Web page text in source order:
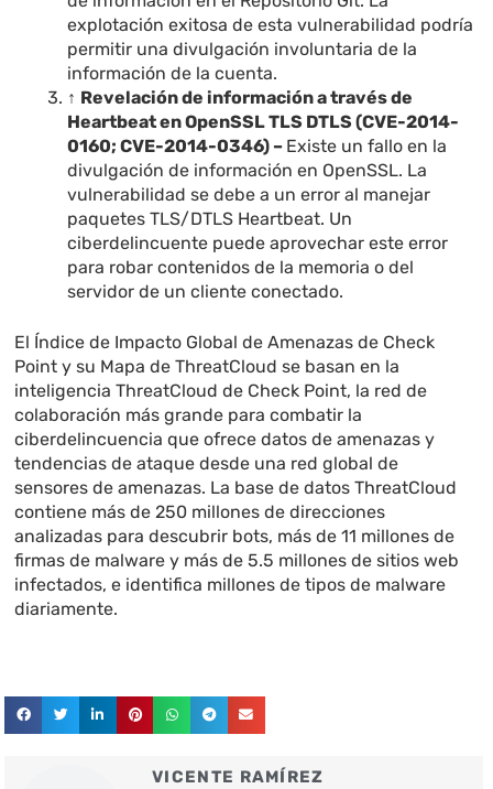
explotación exitosa de esta vulnerabilidad podría
permitir una divulgación involuntaria de la
información de la cuenta.
↑ Revelación de información a través de
Heartbeat en OpenSSL TLS DTLS (CVE-2014-
0160; CVE-2014-0346) – Existe un fallo en la
divulgación de información en OpenSSL. La
vulnerabilidad se debe a un error al manejar
paquetes TLS/DTLS Heartbeat. Un
ciberdelincuente puede aprovechar este error
para robar contenidos de la memoria o del
servidor de un cliente conectado.
El Índice de Impacto Global de Amenazas de Check
Point y su Mapa de ThreatCloud se basan en la
inteligencia ThreatCloud de Check Point, la red de
colaboración más grande para combatir la
ciberdelincuencia que ofrece datos de amenazas y
tendencias de ataque desde una red global de
sensores de amenazas. La base de datos ThreatCloud
contiene más de 250 millones de direcciones
analizadas para descubrir bots, más de 11 millones de
firmas de malware y más de 5.5 millones de sitios web
infectados, e identifica millones de tipos de malware
diariamente.
VICENTE RAMÍREZ